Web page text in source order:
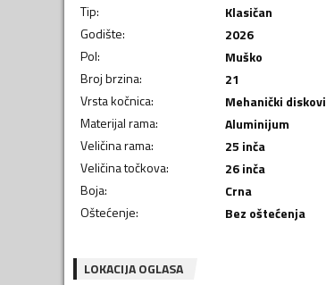
Tip:
Klasičan
Godište:
2026
Pol:
Muško
Broj brzina:
21
Vrsta kočnica:
Mehanički diskovi
Materijal rama:
Aluminijum
Veličina rama:
25 inča
Veličina točkova:
26 inča
Boja:
Crna
Oštećenje: Bez oštećenja
LOKACIJA OGLASA